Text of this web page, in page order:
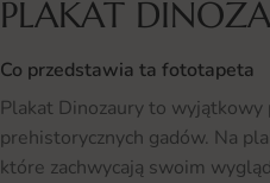
PLAKAT
Co przedstawia ta fototapeta
Plakat Dinozaury to
prehistorycznych gadów. Na
które zachwycają swoim